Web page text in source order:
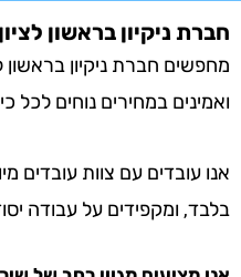
חברת ניקיון בראשון
מחפשים חברת ניקיון בראשון
ואמינים במחירים נוחים לכל
אנו עובדים עם צוות עובדים
בלבד, ומקפידים על עבודה